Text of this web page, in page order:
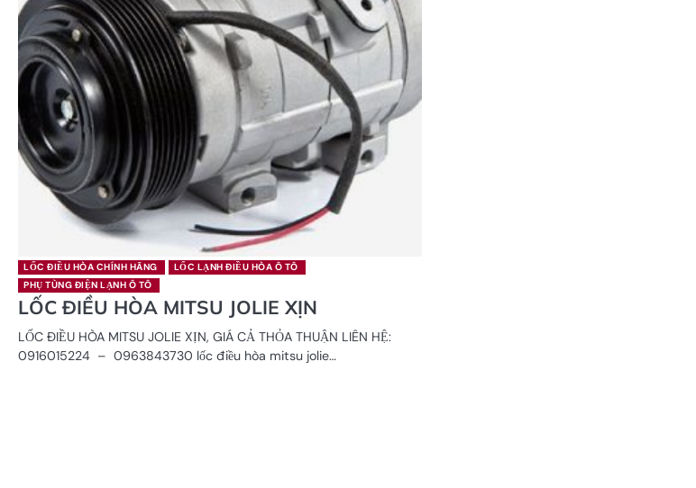
LỐC ĐIỀU HÒA CHÍNH HÃNG
LỐC LẠNH ĐIỀU HÒA Ô TÔ
PHỤ TÙNG ĐIỆN LẠNH Ô TÔ
LỐC ĐIỀU HÒA MITSU JOLIE XỊN
LỐC ĐIỀU HÒA MITSU JOLIE XỊN, GIÁ CẢ THỎA THUẬN LIÊN HỆ:
0916015224 – 0963843730 lốc điều hòa mitsu jolie…